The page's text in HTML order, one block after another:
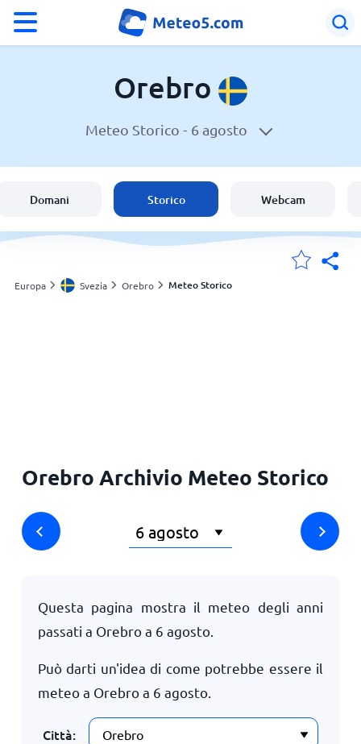
Meteo a Orebro
Italia
Svizzera
Orebro
Meteo Storico - 6 agosto
Domani Storico Webcam
Europa Svezia Orebro Meteo Storico
Orebro Archivio Meteo Storico
Questa pagina mostra il meteo degli anni
passati a Orebro a 6 agosto.
Può darti un'idea di come potrebbe essere il
meteo a Orebro a 6 agosto.
Città: